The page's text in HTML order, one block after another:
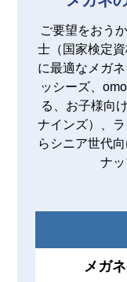
メガ
ご要望をおう
士（国家検定
に最適なメガ
ッシーズ、
る、お子様向
ナインズ）、
らシニア世代
ナッ